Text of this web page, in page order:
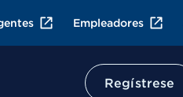
Empleadores
Regístrese